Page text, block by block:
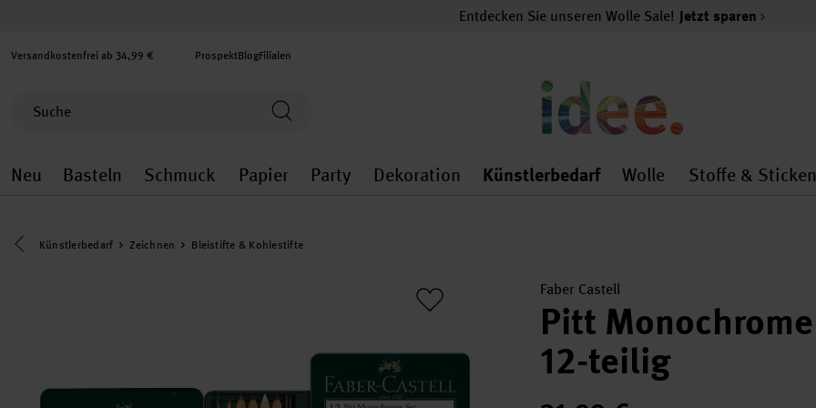
Entdecken Sie unseren Wolle Sale! Jetzt sparen
Versandkostenfrei ab 34,99 € ProspektBlogFilialen
Neu
Neu general.openMenu
Basteln
Basteln general.openMenu
Schmuck
Schmuck general.openMenu
Papier
Papier general.openMenu
Party
Party general.openMenu
Dekoration
Dekoration general.openMenu
Künstlerbedarf
Künstlerbedarf
Wolle
Wolle
Stoffe & Sticken
Eine Kategorie zurück navigieren
Künstlerbedarf Zeichnen Bleistifte & Kohlestifte
Faber Castell
Pitt
12-teilig